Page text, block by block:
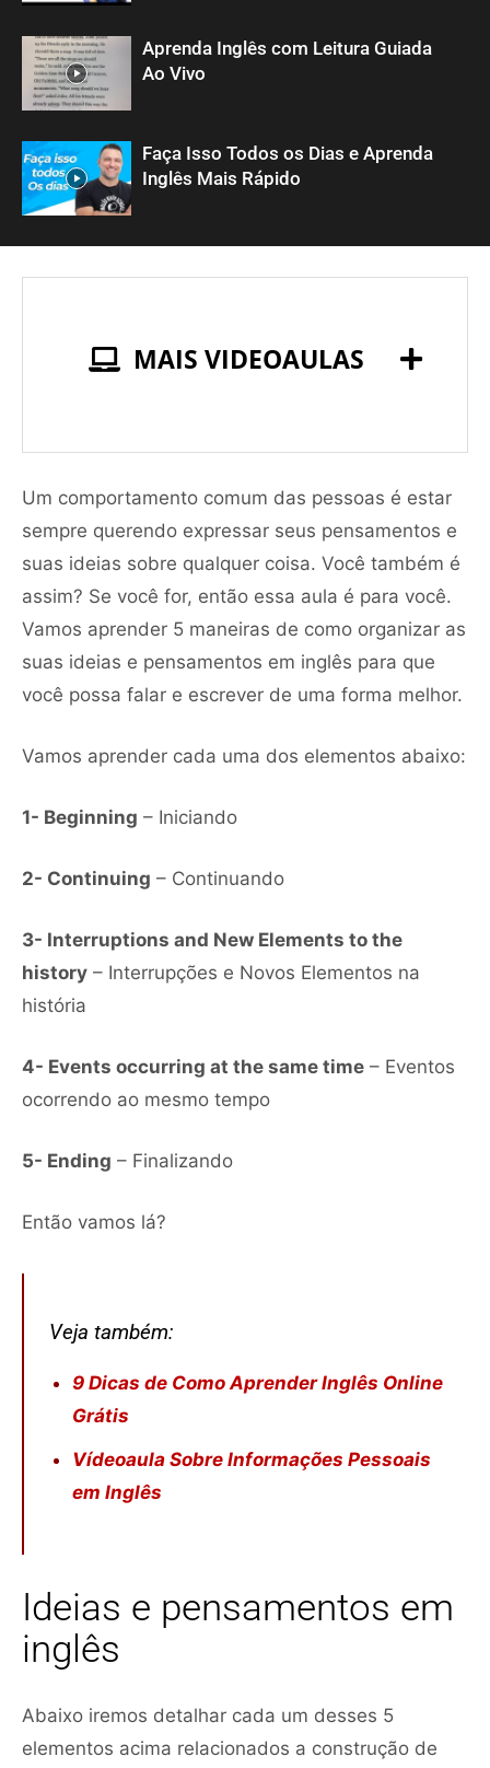
Aprenda Inglês com Leitura Guiada
Ao Vivo
Faça Isso Todos os Dias e Aprenda
Inglês Mais Rápido
MAIS VIDEOAULAS
Um comportamento comum das pessoas é estar
sempre querendo expressar seus pensamentos e
suas ideias sobre qualquer coisa. Você também é
assim? Se você for, então essa aula é para você.
Vamos aprender 5 maneiras de como organizar as
suas ideias e pensamentos em inglês para que
você possa falar e escrever de uma forma melhor.
Vamos aprender cada uma dos elementos abaixo:
1- Beginning – Iniciando
2- Continuing – Continuando
3- Interruptions and New Elements to the
history – Interrupções e Novos Elementos na
história
4- Events occurring at the same time – Eventos
ocorrendo ao mesmo tempo
5- Ending – Finalizando
Então vamos lá?
Veja também:
9 Dicas de Como Aprender Inglês Online
Grátis
Vídeoaula Sobre Informações Pessoais
em Inglês
Ideias e pensamentos em
inglês
Abaixo iremos detalhar cada um desses 5
elementos acima relacionados a construção de